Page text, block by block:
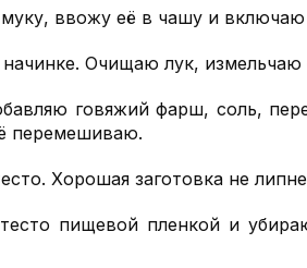
ввожу её в чашу и включаю
Очищаю лук,
говяжий фарш, соль,
перемешиваю.
Хорошая заготовка не
пищевой пленкой и